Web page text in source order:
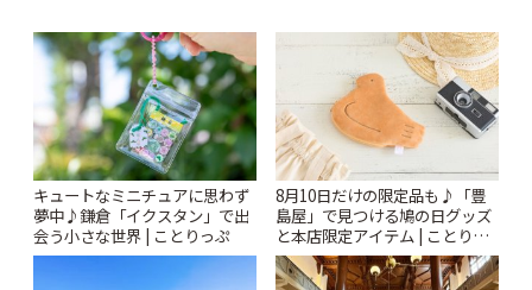
キュートなミニチュアに思わず
夢中♪鎌倉「イクスタン」で出
会う小さな世界 | ことりっぷ
8月10日だけの限定品も♪「豊
島屋」で見つける鳩の日グッズ
と本店限定アイテム | ことりっ
ぷ